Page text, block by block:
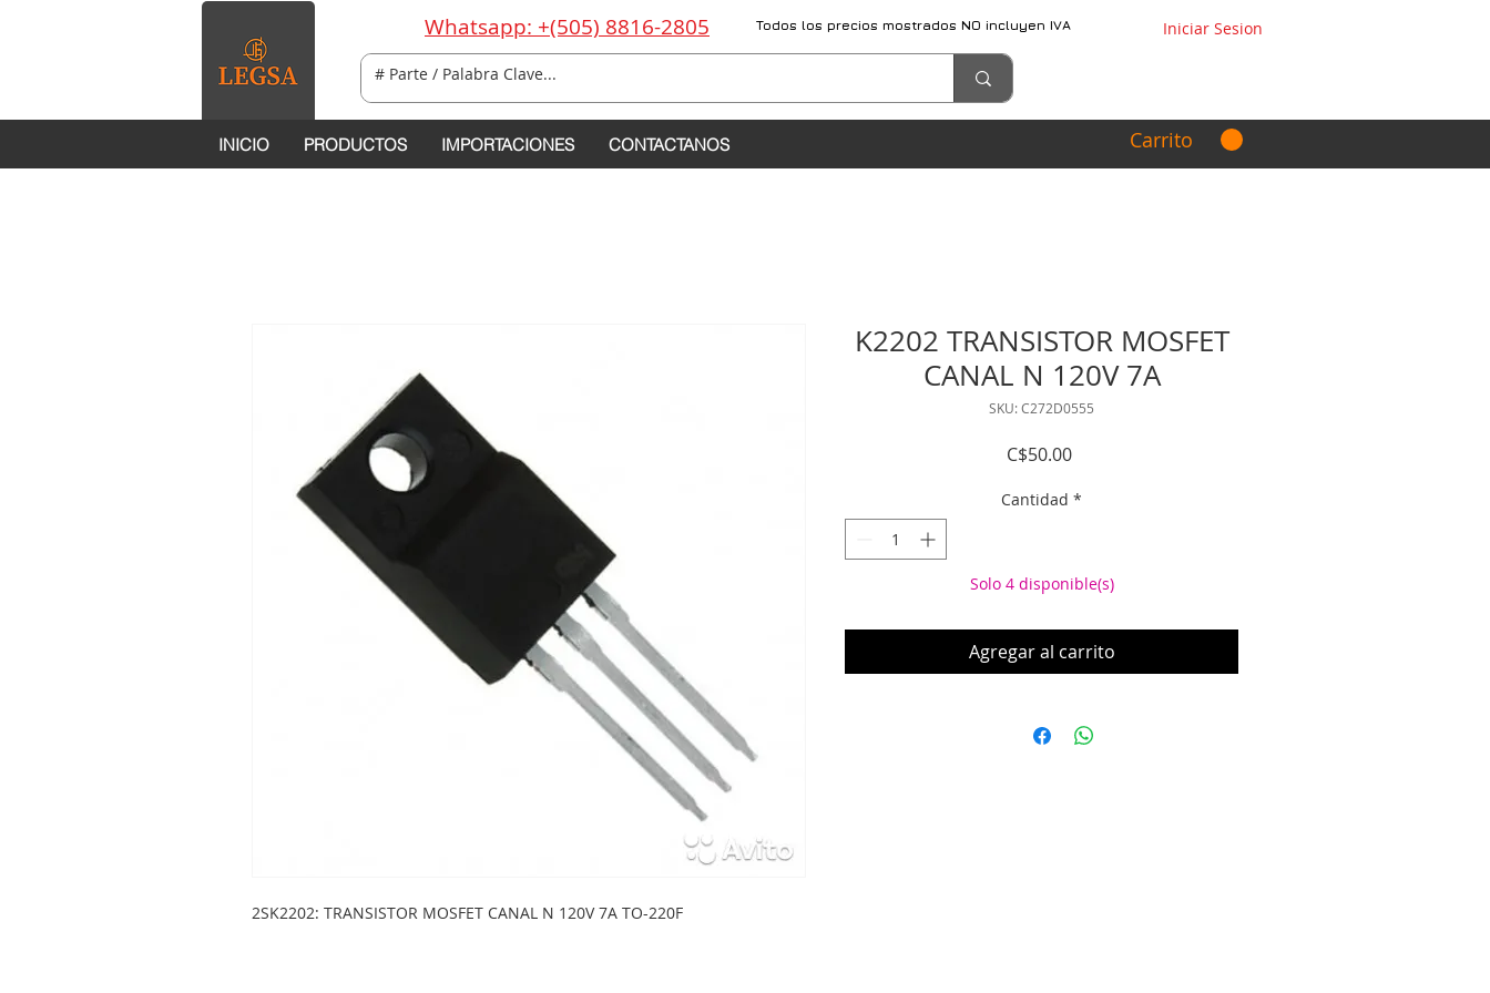
Whatsapp: +(505) 8816-2805 Todos los precios mostrados NO incluyen IVA Iniciar Sesion
INICIO PRODUCTOS IMPORTACIONES CONTACTANOS Carrito
2SK2202: TRANSISTOR MOSFET CANAL N 120V 7A TO-220F
K2202 TRANSISTOR MOSFET
CANAL N 120V 7A
SKU: C272D0555
C$50.00Precio
Cantidad *
Solo 4 disponible(s)
Agregar al carrito